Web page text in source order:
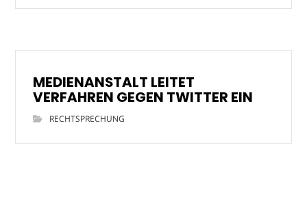
MEDIENANSTALT LEITET
VERFAHREN GEGEN TWITTER EIN
RECHTSPRECHUNG